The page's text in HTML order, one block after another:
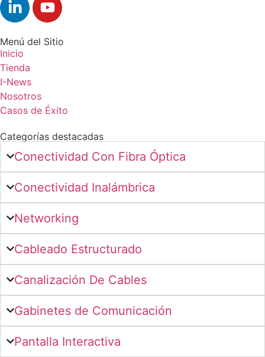
Menú del Sitio
Inicio
Tienda
I-News
Nosotros
Casos de Éxito
Categorías destacadas
Conectividad Con Fibra Óptica
Conectividad Inalámbrica
Networking
Cableado Estructurado
Canalización De Cables
Gabinetes de Comunicación
Pantalla Interactiva